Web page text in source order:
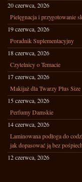
20 czerwca, 2026
Pielęgnacja i przygotowanie
19 czerwca, 2026
Poradnik Suplementacyjny
18 czerwca, 2026
Czytelnicy o Temacie
17 czerwca, 2026
Makijaż dla Twarzy Plus Size
15 czerwca, 2026
Perfumy Damskie
14 czerwca, 2026
Laminowana podłoga do
jak dopasować ją bez
12 czerwca, 2026